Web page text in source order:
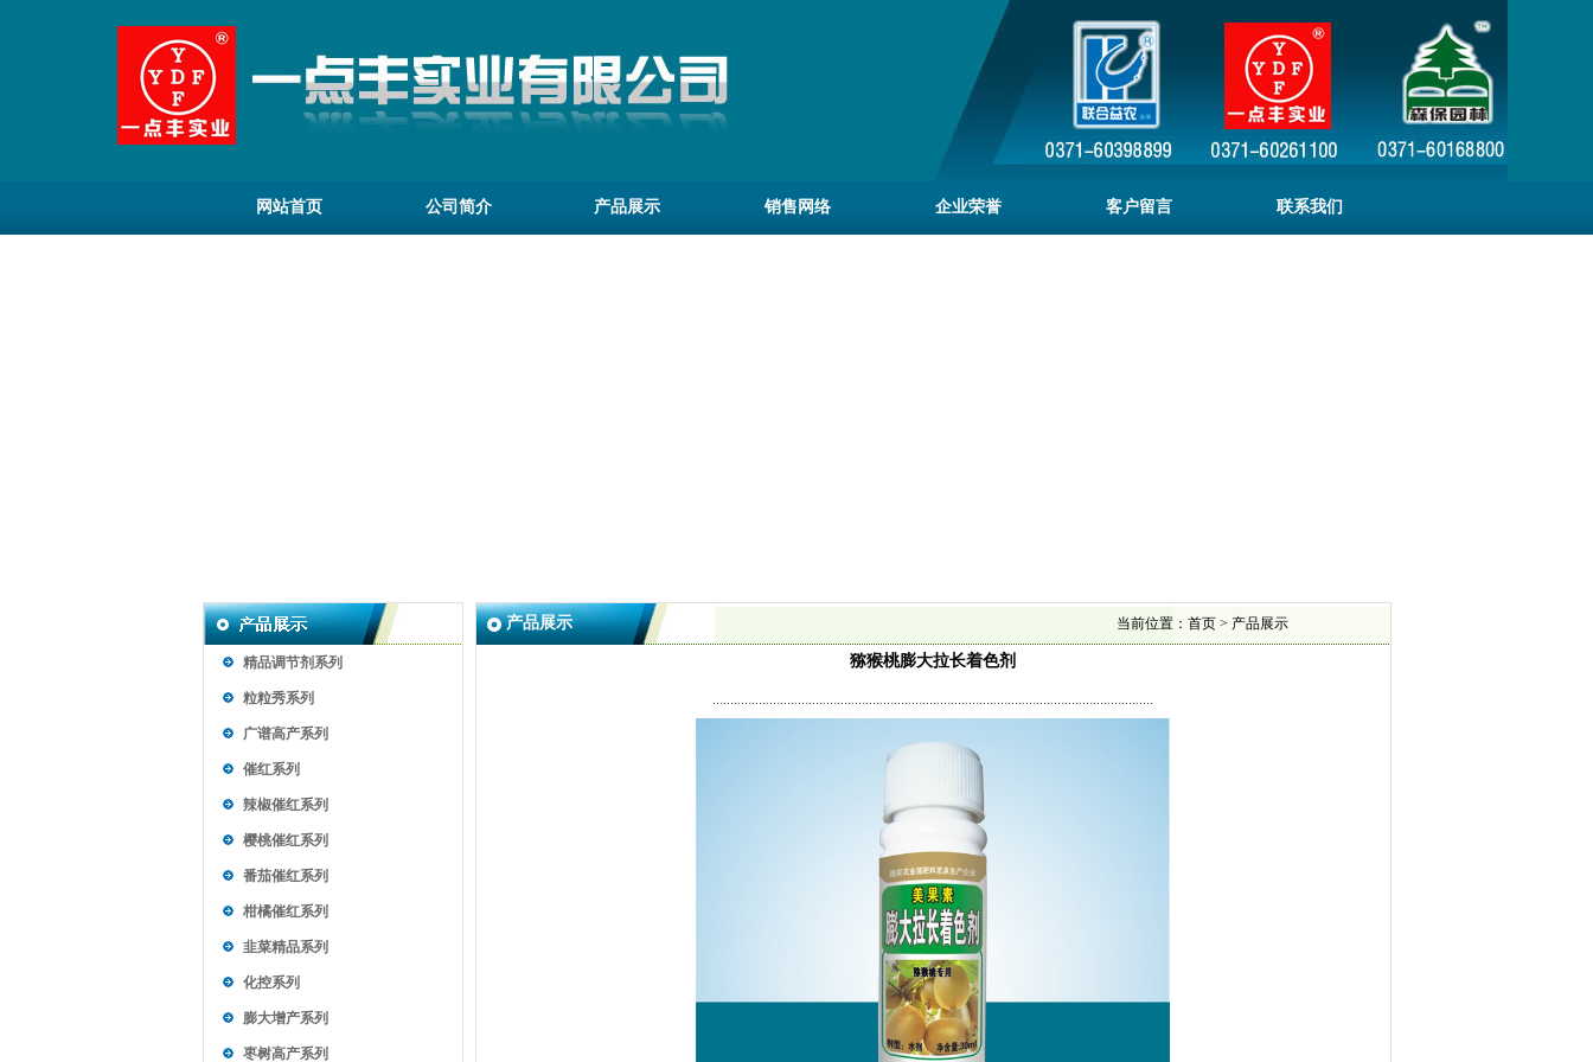
网站首页 公司简介 产品展示 销售网络 企业荣誉 客户留言 联系我们
精品调节剂系列
粒粒秀系列
广谱高产系列
催红系列
辣椒催红系列
樱桃催红系列
番茄催红系列
柑橘催红系列
韭菜精品系列
化控系列
膨大增产系列
枣树高产系列
产品展示 当前位置：首页 > 产品展示
猕猴桃膨大拉长着色剂
............................................................................................................................